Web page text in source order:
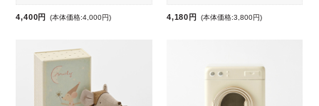
4,400円 (本体価格:4,000円) 4,180円 (本体価格:3,800円)